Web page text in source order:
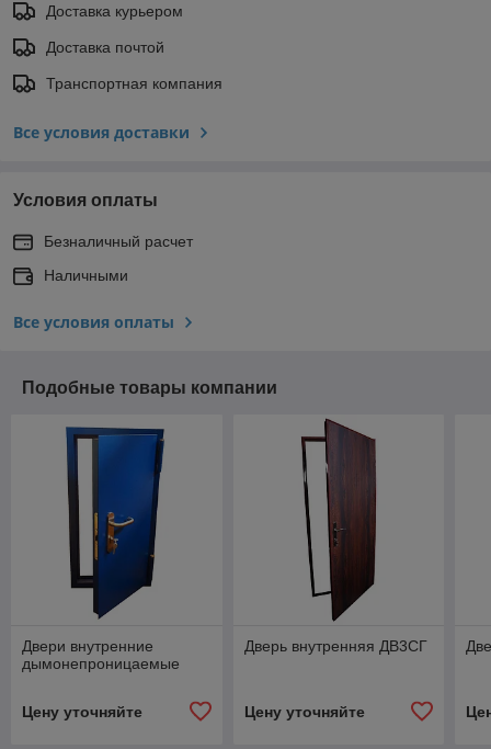
Доставка курьером
Доставка почтой
Транспортная компания
Все условия доставки
Условия оплаты
Безналичный расчет
Наличными
Все условия оплаты
Подобные товары компании
Двери внутренние
дымонепроницаемые
Цену уточняйте
Дверь внутренняя ДВ3СГ
Цену уточняйте